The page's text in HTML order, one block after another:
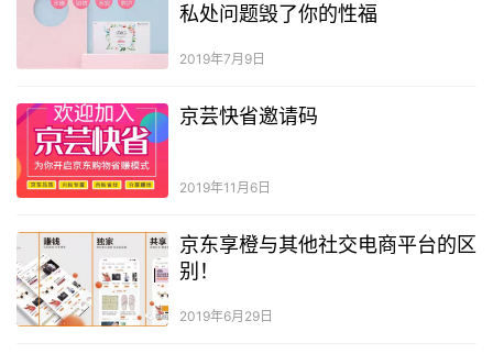
私处问题毁了你的性福
2019年7月9日
京芸快省邀请码
2019年11月6日
京东享橙与其他社交电商平台的区
别！
2019年6月29日